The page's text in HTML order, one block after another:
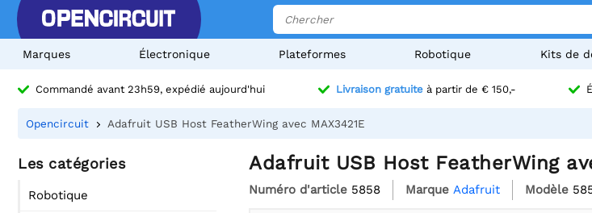
Marques Électronique Plateformes Robotique Kits de
Commandé avant 23h59, expédié aujourd'hui Livraison gratuiteà partir de € 150,-
Opencircuit Adafruit USB Host FeatherWing avec MAX3421E
Les catégories
Robotique
Adafruit USB Host FeatherWing
Numéro d'article 5858 Marque Adafruit Modèle